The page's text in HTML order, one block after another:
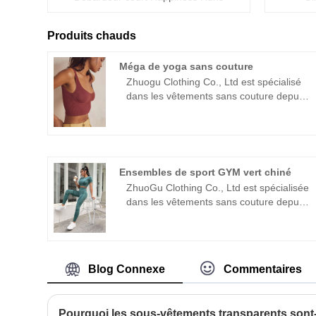
Produits chauds
Méga de yoga sans couture
Zhuogu Clothing Co., Ltd est spécialisé
dans les vêtements sans couture depuis
Guidance et négociations commerciales.
Ensembles de sport GYM vert chiné
ZhuoGu Clothing Co., Ltd est spécialisée
dans les vêtements sans couture depuis
Nous adhérerons toujours à l'objectif
"qualité, crédibilité", avec une gestion
Blog Connexe Commentaires